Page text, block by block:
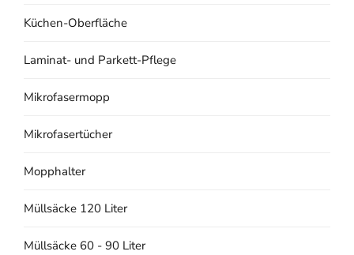
Küchen-Oberfläche
Laminat- und Parkett-Pflege
Mikrofasermopp
Mikrofasertücher
Mopphalter
Müllsäcke 120 Liter
Müllsäcke 60 - 90 Liter